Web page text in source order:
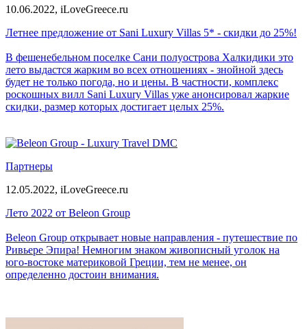
10.06.2022, iLoveGreece.ru
Летнее предложение от Sani Luxury Villas 5* - скидки до 25%!
В фешенебельном поселке Сани полуострова Халкидики это
лето выдастся жарким во всех отношениях - знойной здесь
будет не только погода, но и цены. В частности, комплекс
роскошных вилл Sani Luxury Villas уже анонсировал жаркие
скидки, размер которых достигает целых 25%.
Партнеры
12.05.2022, iLoveGreece.ru
Лето 2022 от Beleon Group
Beleon Group открывает новые направления - путешествие по
Ривьере Эпира! Немногим знаком живописный уголок на
юго-востоке материковой Греции, тем не менее, он
определенно достоин внимания.